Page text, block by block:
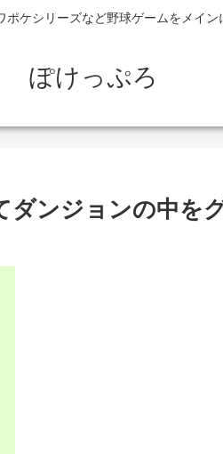
ケシリーズなど野球ゲームをメイ
ぽけっぷろ
ンジョンの中を